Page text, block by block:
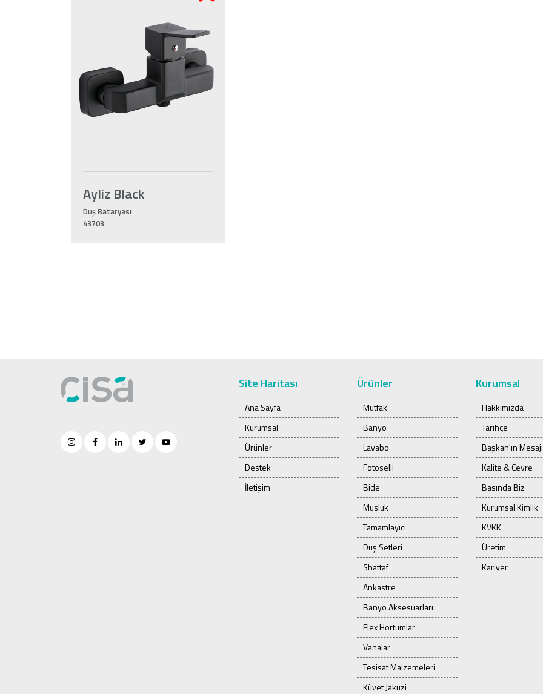
Ayliz Black
Duş Bataryası
43703
Site Haritası
Ana Sayfa
Kurumsal
Ürünler
Destek
İletişim
Ürünler
Mutfak
Banyo
Lavabo
Fotoselli
Bide
Musluk
Tamamlayıcı
Duş Setleri
Shattaf
Ankastre
Banyo Aksesuarları
Flex Hortumlar
Vanalar
Tesisat Malzemeleri
Küvet Jakuzi
Kurumsal
Hakkımızda
Tarihçe
Başkan'ın Mesajı
Kalite & Çevre
Basında Biz
Kurumsal Kimlik
KVKK
Üretim
Kariyer